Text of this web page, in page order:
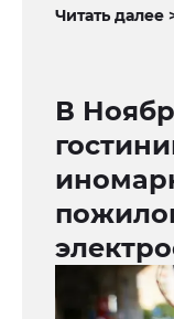
Читать далее
В